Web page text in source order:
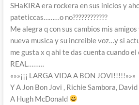
SHaKIRA era rockera en sus inicios y
pateticcas………o no????????????
Me alegra q con sus cambios mis
nueva musica y su increible voz…y si
me gusta x q ahi te das cuenta cuando el
REAL………
«»»¡¡¡ LARGA VIDA A BON JOVI!!!!!»»»
Y A Jon Bon Jovi , Richie Sambora,
A Hugh McDonald